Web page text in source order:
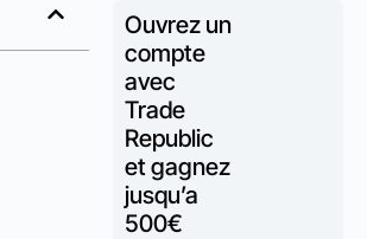
Ouvrez un
compte
avec
Trade
Republic
et gagnez
jusqu’a
500€